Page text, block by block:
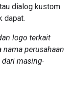
dialog kustom
dapat.
logo terkait
nama perusahaan
masing-